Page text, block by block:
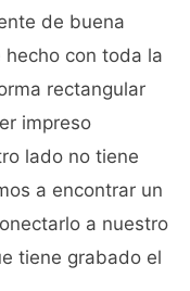
de buena
con toda la
rectangular
impreso
lado no tiene
a encontrar un
a nuestro
tiene grabado el